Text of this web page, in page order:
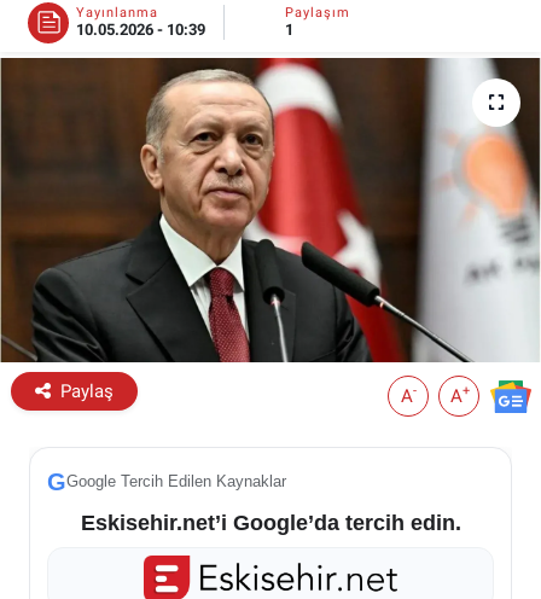
Yayınlanma
10.05.2026 - 10:39
Paylaşım
1
Paylaş A- A+
GGoogle Tercih Edilen Kaynaklar
Eskisehir.net’i Google’da tercih edin.
YEMEK
ESKİŞEHİR NÖBETÇİ ECZANELER
Eskişehir Haber İçerikleri
Eskişehir Hava Durumu
Eskişehir Tramvay Saatleri
Eskişehir Otobüs Saatleri
Haber Arşivi